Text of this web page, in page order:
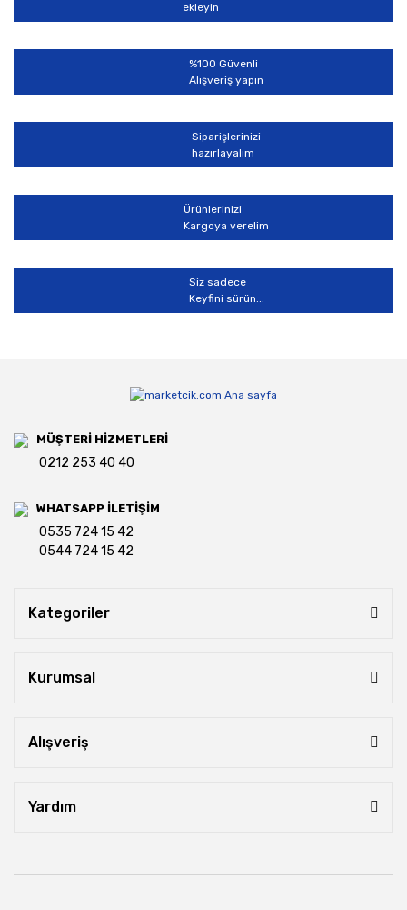
ekleyin
%100 Güvenli
Alışveriş yapın
Siparişlerinizi
hazırlayalım
Ürünlerinizi
Kargoya verelim
Siz sadece
Keyfini sürün...
MÜŞTERİ HİZMETLERİ
0212 253 40 40
WHATSAPP İLETİŞİM
0535 724 15 42
0544 724 15 42
Kategoriler
Kurumsal
Alışveriş
Yardım